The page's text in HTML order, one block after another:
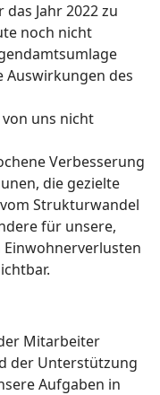
Jahr 2022 zu
noch nicht
Auswirkungen des
uns nicht
Verbesserung
die gezielte
Strukturwandel
für unsere,
Mitarbeiter
der Unterstützung
Aufgaben in